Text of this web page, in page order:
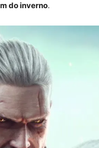
do inverno.